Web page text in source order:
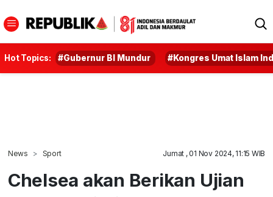
Hot Topics: #Gubernur BI Mundur #Kongres Umat Islam
News Sport Jumat , 01 Nov 2024, 11:15 WIB
Chelsea akan Berikan Ujian